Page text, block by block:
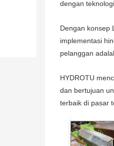
dengan
Dengan konsep
implementasi
pelanggan
HYDROTU
dan bertujuan
terbaik di pasar